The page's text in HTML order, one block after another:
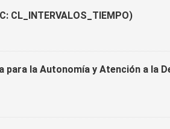
para la Autonomía y Atención a la